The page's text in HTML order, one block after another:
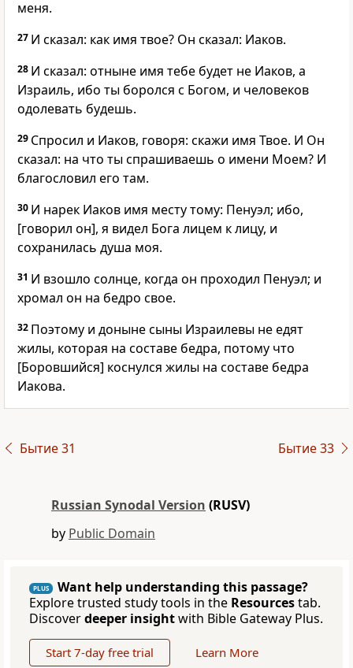
меня.
27 И сказал: как имя твое? Он сказал: Иаков.
28 И сказал: отныне имя тебе будет не Иаков, а
Израиль, ибо ты боролся с Богом, и человеков
одолевать будешь.
29 Спросил и Иаков, говоря: скажи имя Твое. И Он
сказал: на что ты спрашиваешь о имени Моем? И
благословил его там.
30 И нарек Иаков имя месту тому: Пенуэл; ибо,
[говорил он], я видел Бога лицем к лицу, и
сохранилась душа моя.
31 И взошло солнце, когда он проходил Пенуэл; и
хромал он на бедро свое.
32 Поэтому и доныне сыны Израилевы не едят
жилы, которая на составе бедра, потому что
[Боровшийся] коснулся жилы на составе бедра
Иакова.
Бытие 31 Бытие 33
Russian Synodal Version (RUSV)
by Public Domain
PLUS
Want help understanding this passage?
Explore trusted study tools in the Resourcestab.
Discoverdeeper insightwith Bible Gateway Plus.
Start 7-day free trial Learn More